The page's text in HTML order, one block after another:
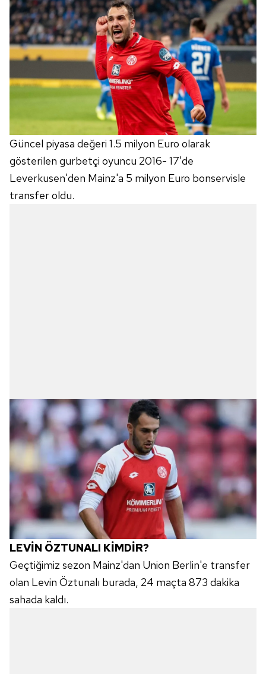
Güncel piyasa değeri 1.5 milyon Euro olarak
gösterilen gurbetçi oyuncu 2016- 17'de
Leverkusen'den Mainz'a 5 milyon Euro bonservisle
transfer oldu.
LEVİN ÖZTUNALI KİMDİR?
Geçtiğimiz sezon Mainz'dan Union Berlin'e transfer
olan Levin Öztunalı burada, 24 maçta 873 dakika
sahada kaldı.